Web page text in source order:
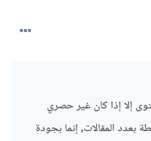
إلا إذا كان غير حصري
بعدد المقالات, إنما بجودة